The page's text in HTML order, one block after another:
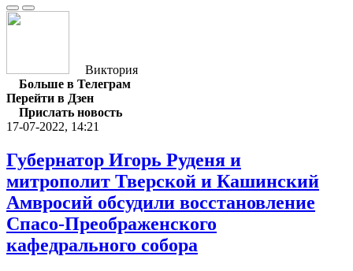
Виктория
Больше в Телеграм
Перейти в Дзен
Прислать новость
17-07-2022, 14:21
Губернатор Игорь Руденя и
митрополит Тверской и Кашинский
Амвросий обсудили восстановление
Спасо-Преображенского
кафедрального собора